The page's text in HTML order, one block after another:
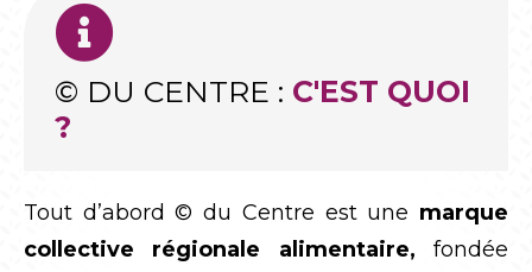
© DU CENTRE : C'EST QUOI
?
Tout d’abord © du Centre est une marque
collective régionale alimentaire, fondée